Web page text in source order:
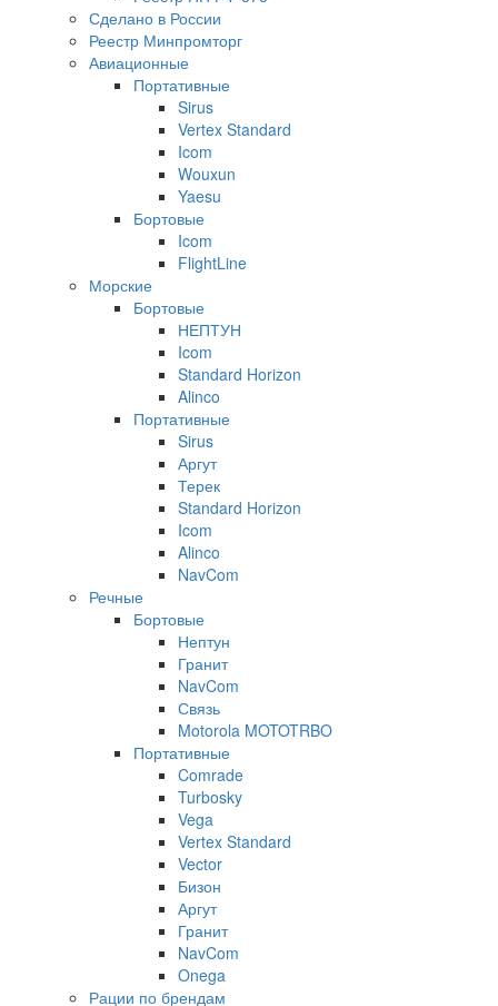
Сделано в России
Реестр Минпромторг
Авиационные
Портативные
Sirus
Vertex Standard
Icom
Wouxun
Yaesu
Бортовые
Icom
FlightLine
Морские
Бортовые
НЕПТУН
Icom
Standard Horizon
Alinco
Портативные
Sirus
Аргут
Терек
Standard Horizon
Icom
Alinco
NavCom
Речные
Бортовые
Нептун
Гранит
NavCom
Связь
Motorola MOTOTRBO
Портативные
Comrade
Turbosky
Vega
Vertex Standard
Vector
Бизон
Аргут
Гранит
NavCom
Onega
Рации по брендам